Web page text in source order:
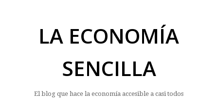
LA ECONOMÍA
SENCILLA
El blog que hace la economía accesible a casi todos